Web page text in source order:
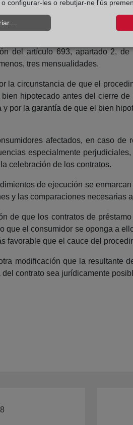
el pago de la totalidad del
el cobro de los créditos
el procedimiento especial
del artículo 693, apartado 2,
tres mensualidades.
la circunstancia de que el
hipotecado antes del cierre
por la garantía de que el bien
afectados, en caso de
especialmente
celebración de los contratos.
de ejecución se
y las comparaciones necesarias
de que los contratos de
que el consumidor se oponga a
favorable que el cauce del
modificación que la
contrato sea jurídicamente
o configurar-les o rebutjar-ne l'ús